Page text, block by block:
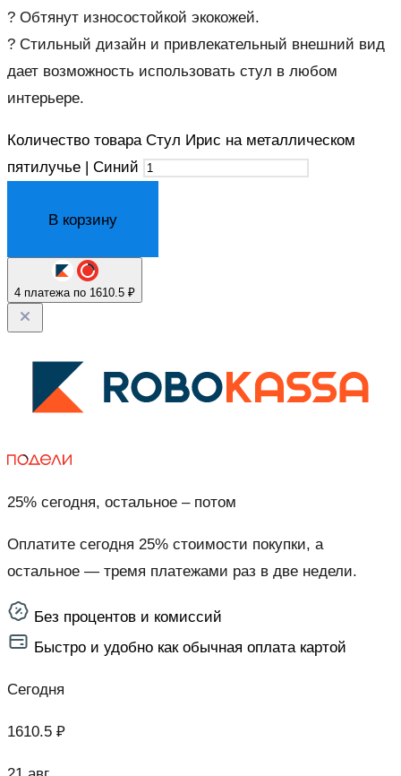
? Обтянут износостойкой экокожей.
? Стильный дизайн и привлекательный внешний вид
дает возможность использовать стул в любом
интерьере.
Количество товара Стул Ирис на металлическом
пятилучье | Синий
В корзину
4 платежа по 1610.5 ₽
25% сегодня, остальное – потом
Оплатите сегодня 25% стоимости покупки, а
остальное — тремя платежами раз в две недели.
Без процентов и комиссий
Быстро и удобно как обычная оплата картой
Сегодня
1610.5 ₽